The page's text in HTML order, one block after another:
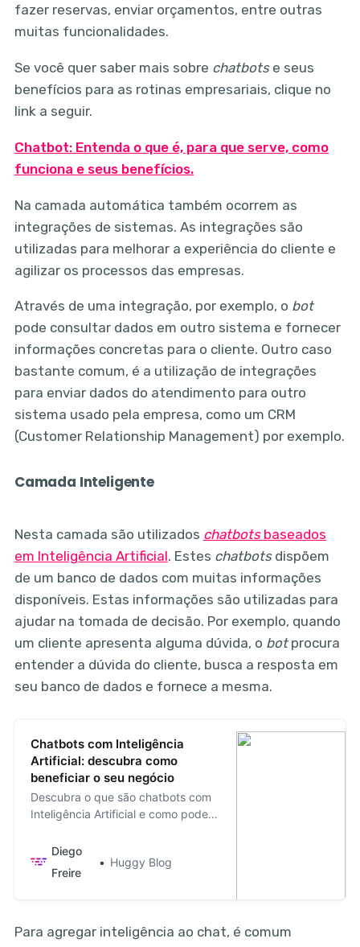
fazer reservas, enviar orçamentos, entre outras
muitas funcionalidades.
Se você quer saber mais sobre chatbotse seus
benefícios para as rotinas empresariais, clique no
link a seguir.
Chatbot: Entenda o que é, para que serve, como
funciona e seus benefícios.
Na camada automática também ocorrem as
integrações de sistemas. As integrações são
utilizadas para melhorar a experiência do cliente e
agilizar os processos das empresas.
Através de uma integração, por exemplo, o bot
pode consultar dados em outro sistema e fornecer
informações concretas para o cliente. Outro caso
bastante comum, é a utilização de integrações
para enviar dados do atendimento para outro
sistema usado pela empresa, como um CRM
(Customer Relationship Management) por exemplo.
Camada Inteligente
Nesta camada são utilizados chatbotsbaseados
em Inteligência Artificial. Estes chatbots dispõem
de um banco de dados com muitas informações
disponíveis. Estas informações são utilizadas para
ajudar na tomada de decisão. Por exemplo, quando
um cliente apresenta alguma dúvida, o botprocura
entender a dúvida do cliente, busca a resposta em
seu banco de dados e fornece a mesma.
Chatbots com Inteligência
Artificial: descubra como
beneficiar o seu negócio
Descubra o que são chatbots com
Inteligência Artificial e como podem
Diego
Freire
Huggy Blog
Para agregar inteligência ao chat, é comum